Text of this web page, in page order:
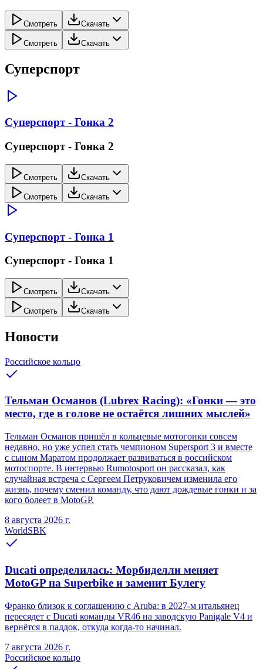
Смотреть Скачать
Смотреть Скачать
Суперспорт
Суперспорт - Гонка 2
Суперспорт - Гонка 2
Смотреть Скачать
Смотреть Скачать
Суперспорт - Гонка 1
Суперспорт - Гонка 1
Смотреть Скачать
Смотреть Скачать
Новости
Российское кольцо
Тельман Османов (Lubrex Racing): «Гонки — это
место, где в голове не остаётся лишних мыслей»
Тельман Османов пришёл в кольцевые мотогонки совсем
недавно, но уже успел стать чемпионом Supersport 3 и вместе
с сыном Маратом продолжает развиваться в российском
мотоспорте. В интервью Rumotosport он рассказал, как
случайная встреча с Сергеем Петруковичем изменила его
жизнь, почему сменил команду, что дают дождевые гонки и за
кого болеет в MotoGP.
8 августа 2026 г.
WorldSBK
Ducati определилась: Морбиделли меняет
MotoGP на Superbike и заменит Булегу
Франко близок к соглашению с Aruba: в 2027-м итальянец
пересядет с Ducati команды VR46 на заводскую Panigale V4 и
вернётся в паддок, откуда когда-то начинал.
7 августа 2026 г.
Российское кольцо